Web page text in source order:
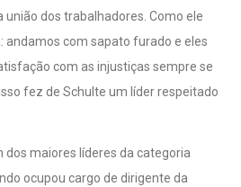
união dos trabalhadores. Como ele
andamos com sapato furado e eles
com as injustiças sempre se
fez de Schulte um líder respeitado
dos maiores líderes da categoria
ocupou cargo de dirigente da